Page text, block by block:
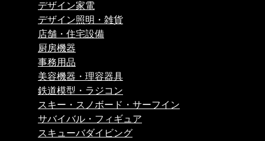
デザイン家電
デザイン照明・雑貨
店舗・住宅設備
厨房機器
事務用品
美容機器・理容器具
鉄道模型・ラジコン
スキー・スノボード・サーフイン
サバイバル・フィギュア
スキューバダイビング